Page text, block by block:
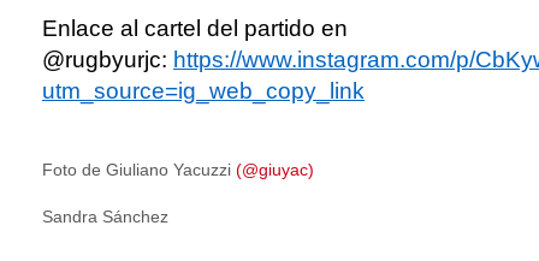
Enlace al cartel del partido en
@rugbyurjc: https://www.instagram.com/p/
utm_source=ig_web_copy_link
Foto de Giuliano Yacuzzi (@giuyac)
Sandra Sánchez